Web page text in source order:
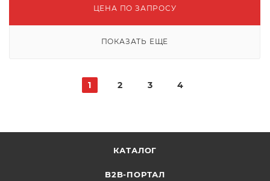
ЦЕНА ПО ЗАПРОСУ
ПОКАЗАТЬ ЕЩЕ
1 2 3 4
КАТАЛОГ
B2B-ПОРТАЛ